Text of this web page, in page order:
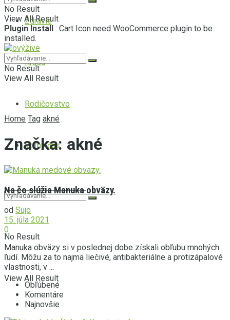
Zdravie
Krása
Rodičovstvo
Voľný čas
No Result
View All Result
No Result
View All Result
Plugin Install : Cart Icon need WooCommerce plugin to be
installed.
No Result
View All Result
Home Tag akné
Značka: akné
Na čo slúžia Manuka obväzy.
od Sujo
15. júla 2021
0
Manuka obväzy si v poslednej dobe získali obľubu mnohých
ľudí. Môžu za to najmä liečivé, antibakteriálne a protizápalové
vlastnosti, v ...
Obľúbené
Komentáre
Najnovšie